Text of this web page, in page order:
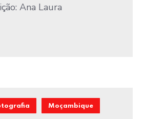
Ana Laura
Moçambique